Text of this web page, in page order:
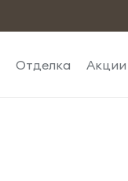
Отделка Акции